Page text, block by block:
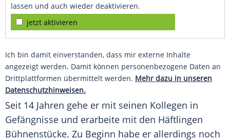
lassen und auch wieder deaktivieren.
jetzt aktivieren
Ich bin damit einverstanden, dass mir externe Inhalte
angezeigt werden. Damit können personenbezogene Daten an
Drittplattformen übermittelt werden. Mehr dazu in unseren
Datenschutzhinweisen.
Seit 14 Jahren gehe er mit seinen Kollegen in
Gefängnisse und erarbeite mit den Häftlingen
Bühnenstücke. Zu Beginn habe er allerdings noch